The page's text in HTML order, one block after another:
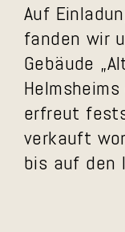
Auf
fanden wir
Gebäude
erfreut
verkauft
bis auf den